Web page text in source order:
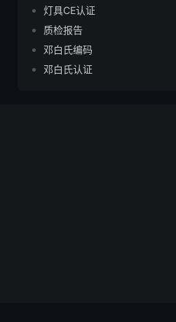
灯具CE认证
质检报告
邓白氏编码
邓白氏认证